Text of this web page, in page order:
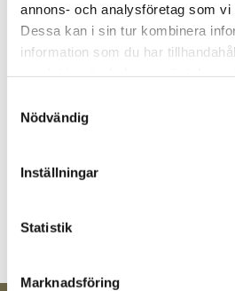
annons- och analysföretag som vi
Dessa kan i sin tur kombinera
information som du har
Nödvändig
Inställningar
Statistik
Marknadsföring
Du
Bli den första att lämna ett omdöme.